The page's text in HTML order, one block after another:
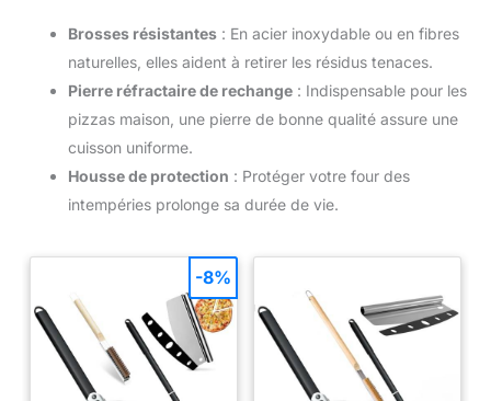
Brosses résistantes : En acier inoxydable ou en fibres
naturelles, elles aident à retirer les résidus tenaces.
Pierre réfractaire de rechange : Indispensable pour les
pizzas maison, une pierre de bonne qualité assure une
cuisson uniforme.
Housse de protection : Protéger votre four des
intempéries prolonge sa durée de vie.
-8%